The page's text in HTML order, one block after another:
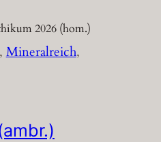
2026 (hom.)
, Mineralreich